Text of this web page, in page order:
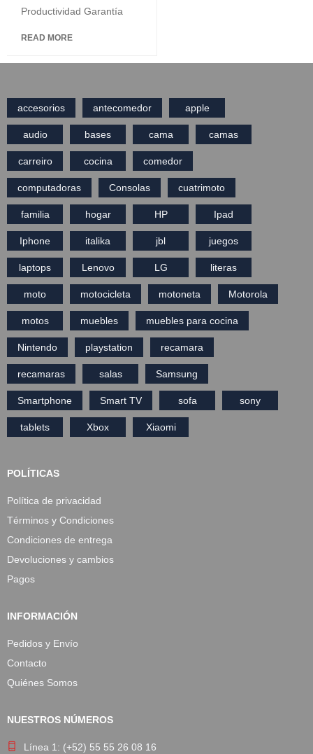
Productividad Garantía
READ MORE
accesorios antecomedor apple
audio bases cama camas
carreiro cocina comedor
computadoras Consolas cuatrimoto
familia hogar HP Ipad
Iphone italika jbl juegos
laptops Lenovo LG literas
moto motocicleta motoneta Motorola
motos muebles muebles para cocina
Nintendo playstation recamara
recamaras salas Samsung
Smartphone Smart TV sofa sony
tablets Xbox Xiaomi
POLÍTICAS
Política de privacidad
Términos y Condiciones
Condiciones de entrega
Devoluciones y cambios
Pagos
INFORMACIÓN
Pedidos y Envío
Contacto
Quiénes Somos
NUESTROS NÚMEROS
Línea 1: (+52) 55 55 26 08 16